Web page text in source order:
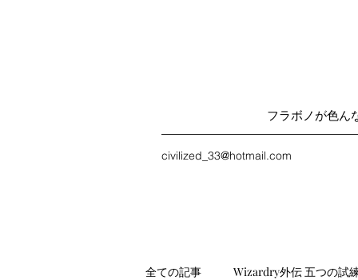
フラボノが色ん
civilized_33@hotmail.com
全ての記事 Wizardry外伝 五つの試